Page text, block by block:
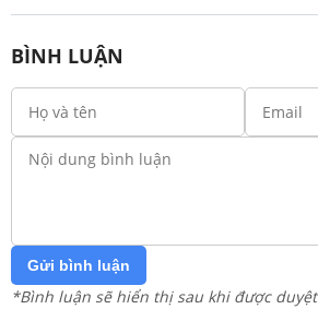
BÌNH LUẬN
Gửi bình luận
*Bình luận sẽ hiển thị sau khi được duyệt